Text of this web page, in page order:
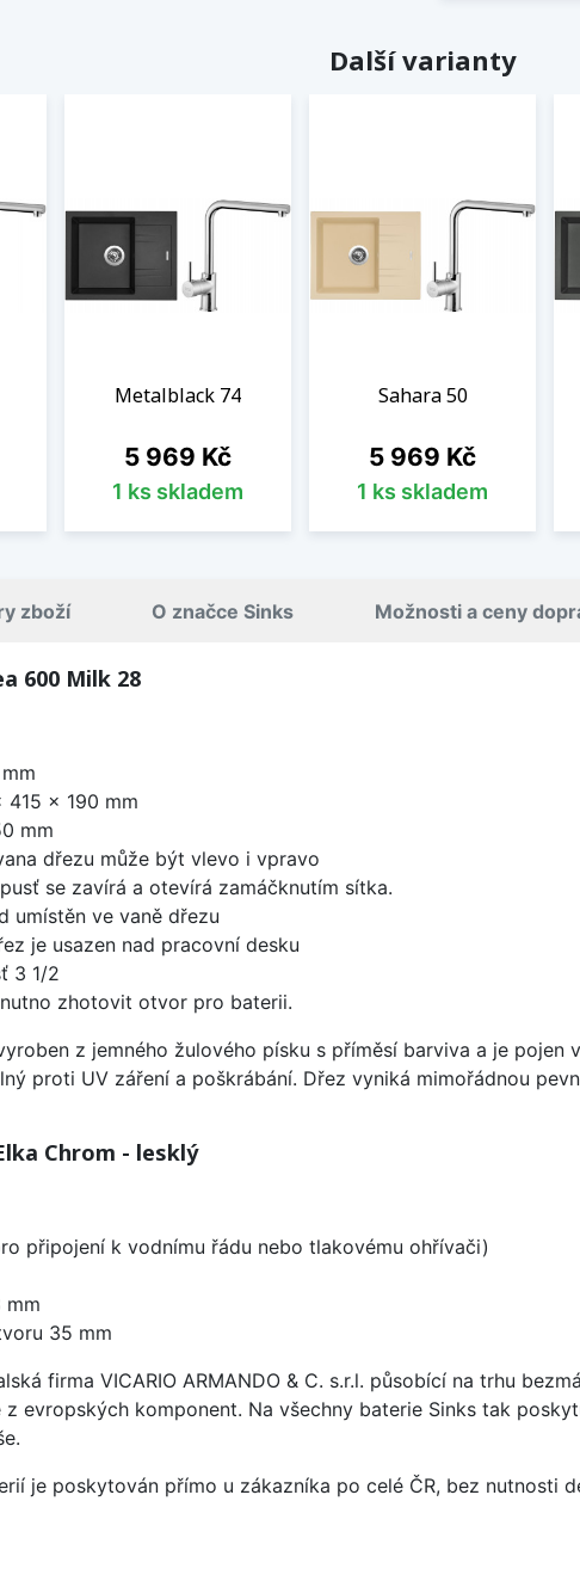
Další varianty
Metalblack 74
Cena
5 969 Kč
1 ks skladem
Sahara 50
Cena
5 969 Kč
1 ks skladem
zboží O značce Sinks Možnosti a ceny
600 Milk 28
415 x 190 mm
mm
dřezu může být vlevo i vpravo
se zavírá a otevírá zamáčknutím sítka.
umístěn ve vaně dřezu
je usazen nad pracovní desku
3 1/2
zhotovit otvor pro baterii.
z jemného žulového písku s příměsí barviva a je
proti UV záření a poškrábání. Dřez vyniká mimořádnou
Chrom - lesklý
připojení k vodnímu řádu nebo tlakovému ohřívači)
mm
35 mm
firma VICARIO ARMANDO & C. s.r.l. působící na trhu
evropských komponent. Na všechny baterie Sinks tak
je poskytován přímo u zákazníka po celé ČR, bez nutnosti